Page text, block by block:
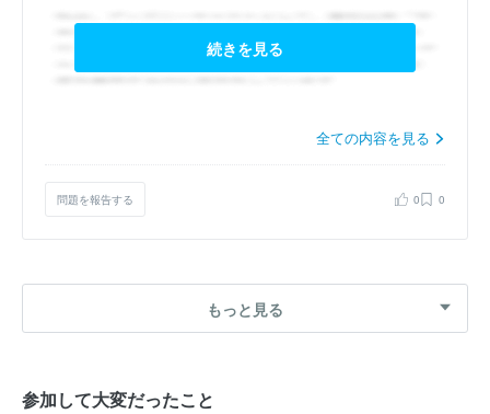
続きを見る
全ての内容を見る
問題を報告する 0 0
もっと見る
参加して大変だったこと